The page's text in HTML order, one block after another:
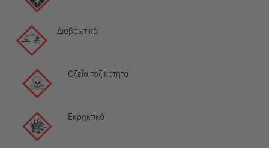
Διαβρωτικά
Οξεία τοξικότητα
Εκρηκτικό